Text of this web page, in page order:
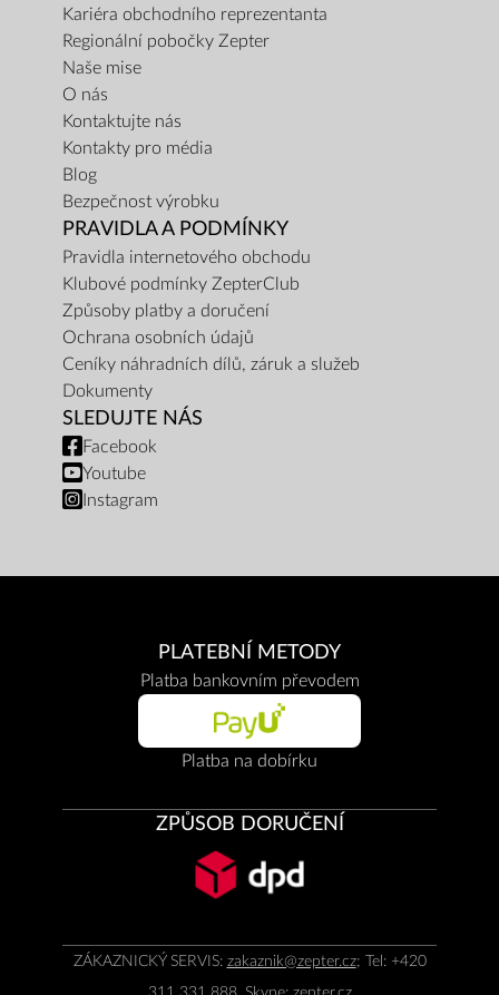
Kariéra obchodního reprezentanta
Regionální pobočky Zepter
Naše mise
O nás
Kontaktujte nás
Kontakty pro média
Blog
Bezpečnost výrobku
PRAVIDLA A PODMÍNKY
Pravidla internetového obchodu
Klubové podmínky ZepterClub
Způsoby platby a doručení
Ochrana osobních údajů
Ceníky náhradních dílů, záruk a služeb
Dokumenty
SLEDUJTE NÁS
Facebook
Youtube
Instagram
PLATEBNÍ METODY
Platba bankovním převodem
Platba na dobírku
ZPŮSOB DORUČENÍ
ZÁKAZNICKÝ SERVIS: zakaznik@zepter.cz; Tel: +420